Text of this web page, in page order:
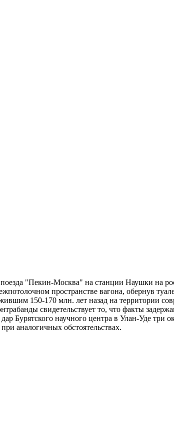
"Пекин-Москва" на станции Наушки на
пространстве вагона, обернув
150-170 млн. лет назад на территории
свидетельствует то, что факты
Бурятского научного центра в Улан-Уде три
аналогичных обстоятельствах.